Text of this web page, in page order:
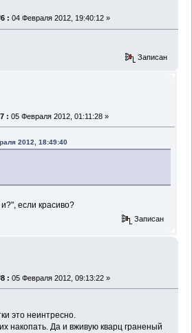
: 04 Февраля 2012, 19:40:12 »
Записан
: 05 Февраля 2012, 01:11:28 »
2012, 18:49:40
если красиво?
Записан
: 05 Февраля 2012, 09:13:22 »
это неинтресно.
накопать. Да и вживую кварц граненый